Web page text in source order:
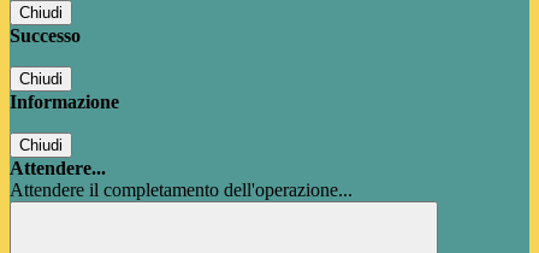
Chiudi
Successo
Chiudi
Informazione
Chiudi
Attendere...
Attendere il completamento dell'operazione...